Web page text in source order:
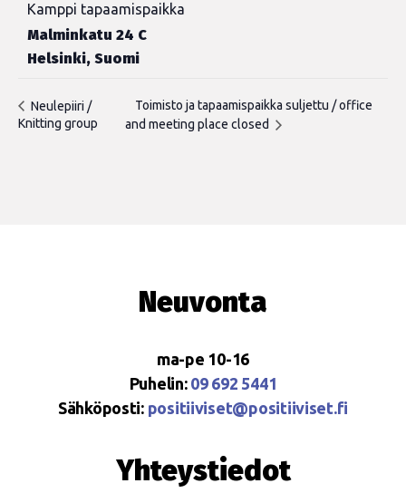
Kamppi tapaamispaikka
Malminkatu 24 C
Helsinki, Suomi
Neulepiiri /
Knitting group
Toimisto ja tapaamispaikka suljettu / office
and meeting place closed
Neuvonta
ma-pe 10-16
Puhelin: 09 692 5441
Sähköposti: positiiviset@positiiviset.fi
Yhteystiedot